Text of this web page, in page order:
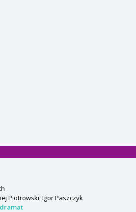
Piotrowski, Igor Paszczyk
dramat